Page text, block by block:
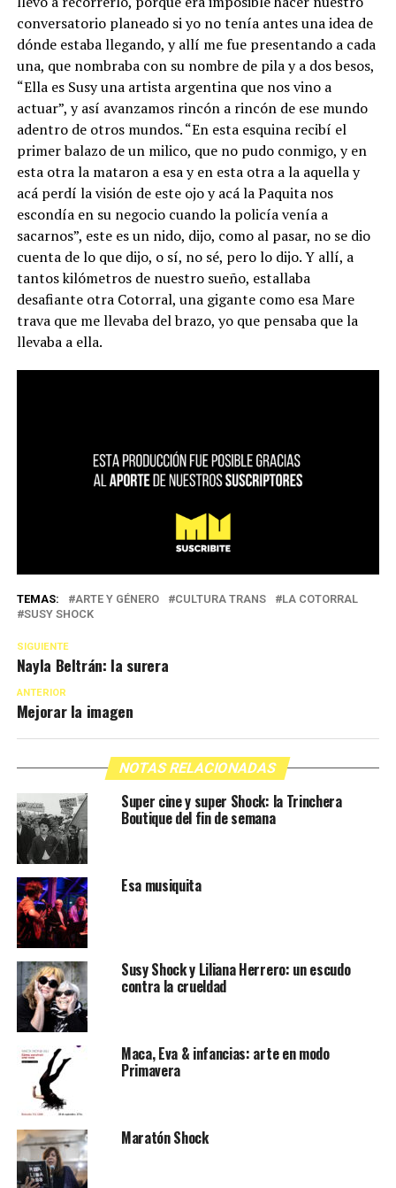
conversatorio planeado si yo no tenía antes una idea de
dónde estaba llegando, y allí me fue presentando a cada
una, que nombraba con su nombre de pila y a dos besos,
“Ella es Susy una artista argentina que nos vino a
actuar”, y así avanzamos rincón a rincón de ese mundo
adentro de otros mundos. “En esta esquina recibí el
primer balazo de un milico, que no pudo conmigo, y en
esta otra la mataron a esa y en esta otra a la aquella y
acá perdí la visión de este ojo y acá la Paquita nos
escondía en su negocio cuando la policía venía a
sacarnos”, este es un nido, dijo, como al pasar, no se dio
cuenta de lo que dijo, o sí, no sé, pero lo dijo. Y allí, a
tantos kilómetros de nuestro sueño, estallaba
desafiante otra Cotorral, una gigante como esa Mare
trava que me llevaba del brazo, yo que pensaba que la
llevaba a ella.
TEMAS: ARTE Y GÉNERO CULTURA TRANS
LA COTORRAL
SUSY SHOCK
SIGUIENTE
Nayla Beltrán: la surera
ANTERIOR
Mejorar la imagen
NOTAS RELACIONADAS
Super cine y super Shock: la Trinchera
Boutique del fin de semana
Esa musiquita
Susy Shock y Liliana Herrero: un escudo
contra la crueldad
Maca, Eva & infancias: arte en modo
Primavera
Maratón Shock